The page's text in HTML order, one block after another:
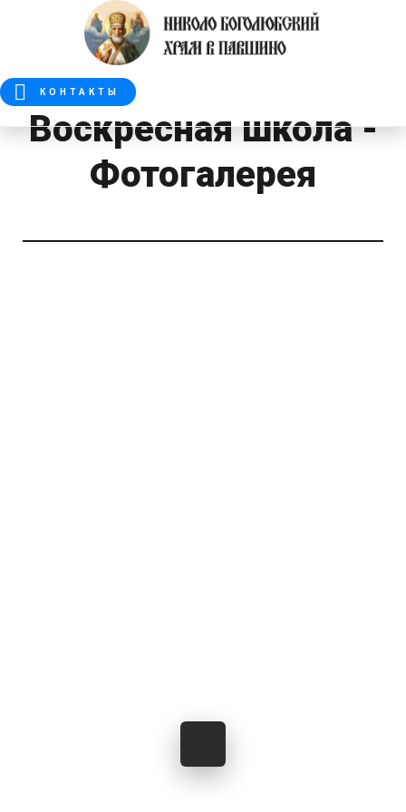
КОНТАКТЫ
Воскресная школа -
Фотогалерея